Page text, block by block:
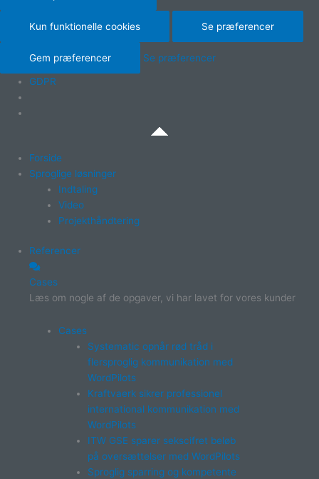
Kun funktionelle cookies Se præferencer
Gem præferencer Se præferencer
GDPR
Forside
Sproglige løsninger
Indtaling
Video
Projekthåndtering
Referencer
Cases
Læs om nogle af de opgaver, vi har lavet for vores kunder
Cases
Systematic opnår rød tråd i
flersproglig kommunikation med
WordPilots
Kraftvaerk sikrer professionel
international kommunikation med
WordPilots
ITW GSE sparer sekscifret beløb
på oversættelser med WordPilots
Sproglig sparring og kompetente